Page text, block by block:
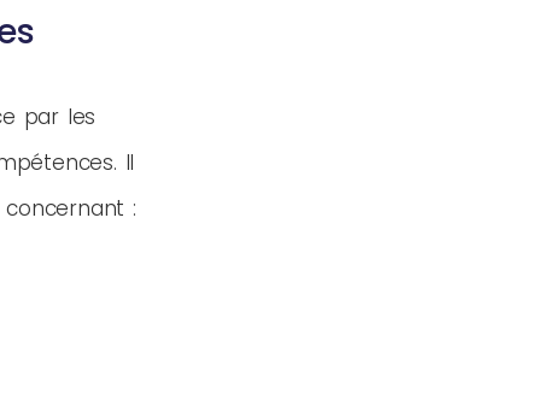
par les
Il
: